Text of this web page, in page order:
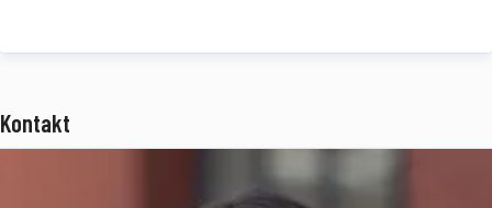
bietet innovative Lösungen aus einer Hand. Das Portfolio reicht von
über Verschließsysteme und Aufbautentechnik (Hestal),
Teknik) bis hin zu benutzerfreundlichen Telematik-Anwendungen
Kontakt